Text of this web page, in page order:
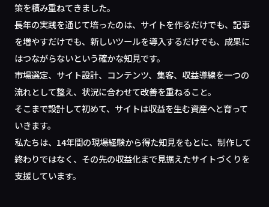
策を積み重ねてきました。
長年の実践を通じて培ったのは、サイトを作るだけでも、記事
を増やすだけでも、新しいツールを導入するだけでも、成果に
はつながらないという確かな知見です。
市場選定、サイト設計、コンテンツ、集客、収益導線を一つの
流れとして整え、状況に合わせて改善を重ねること。
そこまで設計して初めて、サイトは収益を生む資産へと育って
いきます。
私たちは、14年間の現場経験から得た知見をもとに、制作して
終わりではなく、その先の収益化まで見据えたサイトづくりを
支援しています。